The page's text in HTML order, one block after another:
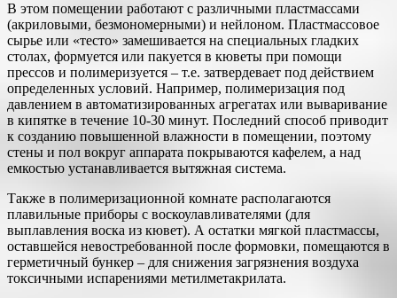
В этом помещении работают с различными пластмассами
(акриловыми, безмономерными) и нейлоном. Пластмассовое
сырье или «тесто» замешивается на специальных гладких
столах, формуется или пакуется в кюветы при помощи
прессов и полимеризуется – т.е. затвердевает под действием
определенных условий. Например, полимеризация под
давлением в автоматизированных агрегатах или вываривание
в кипятке в течение 10-30 минут. Последний способ приводит
к созданию повышенной влажности в помещении, поэтому
стены и пол вокруг аппарата покрываются кафелем, а над
емкостью устанавливается вытяжная система.
Также в полимеризационной комнате располагаются
плавильные приборы с воскоулавливателями (для
выплавления воска из кювет). А остатки мягкой пластмассы,
оставшейся невостребованной после формовки, помещаются в
герметичный бункер – для снижения загрязнения воздуха
токсичными испарениями метилметакрилата.